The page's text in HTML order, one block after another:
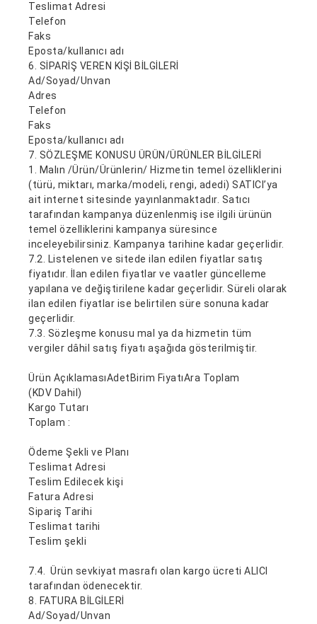
Teslimat Adresi
Telefon
Faks
Eposta/kullanıcı adı
6. SİPARİŞ VEREN KİŞİ BİLGİLERİ
Ad/Soyad/Unvan
Adres
Telefon
Faks
Eposta/kullanıcı adı
7. SÖZLEŞME KONUSU ÜRÜN/ÜRÜNLER BİLGİLERİ
1. Malın /Ürün/Ürünlerin/ Hizmetin temel özelliklerini
(türü, miktarı, marka/modeli, rengi, adedi) SATICI’ya
ait internet sitesinde yayınlanmaktadır. Satıcı
tarafından kampanya düzenlenmiş ise ilgili ürünün
temel özelliklerini kampanya süresince
inceleyebilirsiniz. Kampanya tarihine kadar geçerlidir.
7.2. Listelenen ve sitede ilan edilen fiyatlar satış
fiyatıdır. İlan edilen fiyatlar ve vaatler güncelleme
yapılana ve değiştirilene kadar geçerlidir. Süreli olarak
ilan edilen fiyatlar ise belirtilen süre sonuna kadar
geçerlidir.
7.3. Sözleşme konusu mal ya da hizmetin tüm
vergiler dâhil satış fiyatı aşağıda gösterilmiştir.
Ürün AçıklamasıAdet Birim FiyatıAra Toplam
(KDV Dahil)
Kargo Tutarı
Toplam :
Ödeme Şekli ve Planı
Teslimat Adresi
Teslim Edilecek kişi
Fatura Adresi
Sipariş Tarihi
Teslimat tarihi
Teslim şekli
7.4. Ürün sevkiyat masrafı olan kargo ücreti ALICI
tarafından ödenecektir.
8. FATURA BİLGİLERİ
Ad/Soyad/Unvan